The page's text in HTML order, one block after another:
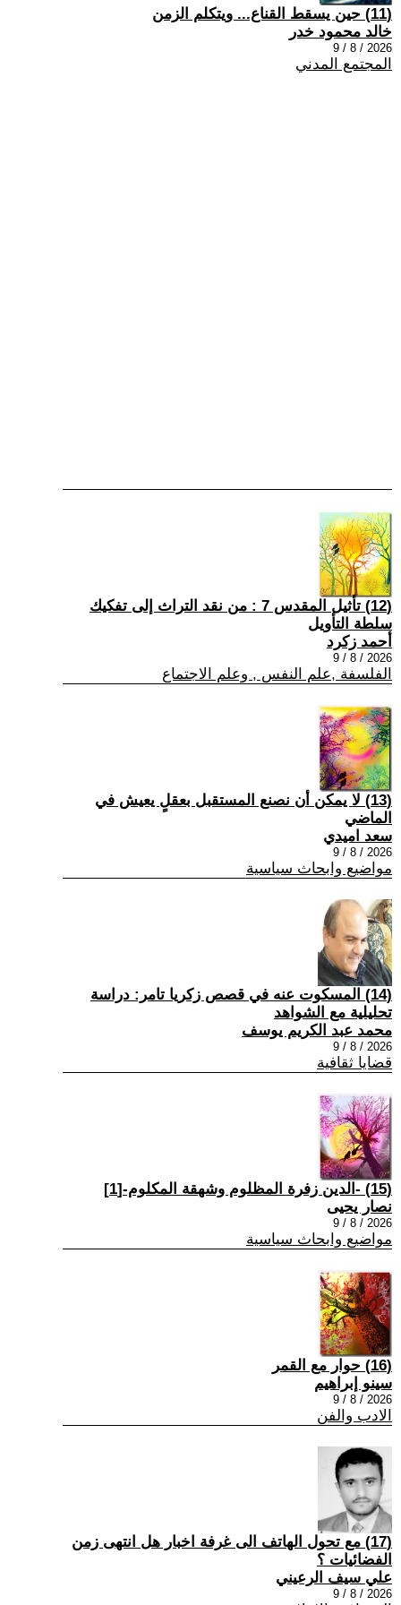
(11) حين يسقط القناع... ويتكلم الزمن
خالد محمود خدر
2026 / 8 / 9
المجتمع المدني
(12) تأثيل المقدس 7 : من نقد التراث إلى تفكيك
سلطة التأويل
أحمد زكرد
2026 / 8 / 9
الفلسفة ,علم النفس , وعلم الاجتماع
(13) لا يمكن أن نصنع المستقبل بعقلٍ يعيش في
الماضي
سعد اميدي
2026 / 8 / 9
مواضيع وابحاث سياسية
(14) المسكوت عنه في قصص زكريا تامر: دراسة
تحليلية مع الشواهد
محمد عبد الكريم يوسف
2026 / 8 / 9
قضايا ثقافية
(15) -الدين زفرة المظلوم وشهقة المكلوم-[1]
نصار يحيى
2026 / 8 / 9
مواضيع وابحاث سياسية
(16) حوار مع القمر
سينو إبراهيم
2026 / 8 / 9
الادب والفن
(17) مع تحول الهاتف الى غرفة اخبار هل انتهى زمن
الفضائيات ؟
علي سيف الرعيني
2026 / 8 / 9